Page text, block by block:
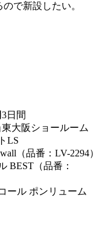
で新設したい。
3日間
東大阪ショールーム
LS
（品番：LV-2294）
BEST（品番：
ール ポンリューム